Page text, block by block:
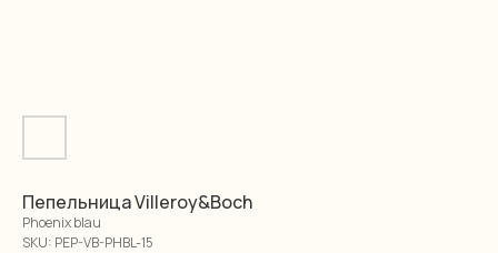
Пепельница Villeroy&Boch
Phoenix blau
SKU: PEP-VB-PHBL-15